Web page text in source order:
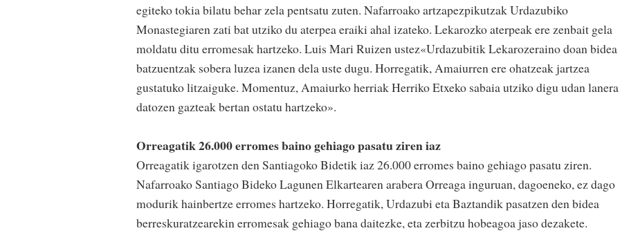
egiteko tokia bilatu behar zela pentsatu zuten. Nafarroako artzapezpikutzak Urdazubiko
Monastegiaren zati bat utziko du aterpea eraiki ahal izateko. Lekarozko aterpeak ere zenbait gela
moldatu ditu erromesak hartzeko. Luis Mari Ruizen ustez«Urdazubitik Lekarozeraino doan bidea
batzuentzak sobera luzea izanen dela uste dugu. Horregatik, Amaiurren ere ohatzeak jartzea
gustatuko litzaiguke. Momentuz, Amaiurko herriak Herriko Etxeko sabaia utziko digu udan lanera
datozen gazteak bertan ostatu hartzeko».
Orreagatik 26.000 erromes baino gehiago pasatu ziren iaz
Orreagatik igarotzen den Santiagoko Bidetik iaz 26.000 erromes baino gehiago pasatu ziren.
Nafarroako Santiago Bideko Lagunen Elkartearen arabera Orreaga inguruan, dagoeneko, ez dago
modurik hainbertze erromes hartzeko. Horregatik, Urdazubi eta Baztandik pasatzen den bidea
berreskuratzearekin erromesak gehiago bana daitezke, eta zerbitzu hobeagoa jaso dezakete.